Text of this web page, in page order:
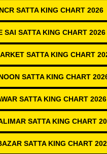
SATTA KING CHART 2026
SAI SATTA KING CHART 2026
SATTA KING CHART
SATTA KING CHART
SATTA KING CHART 2026
SATTA KING CHART
SATTA KING CHART